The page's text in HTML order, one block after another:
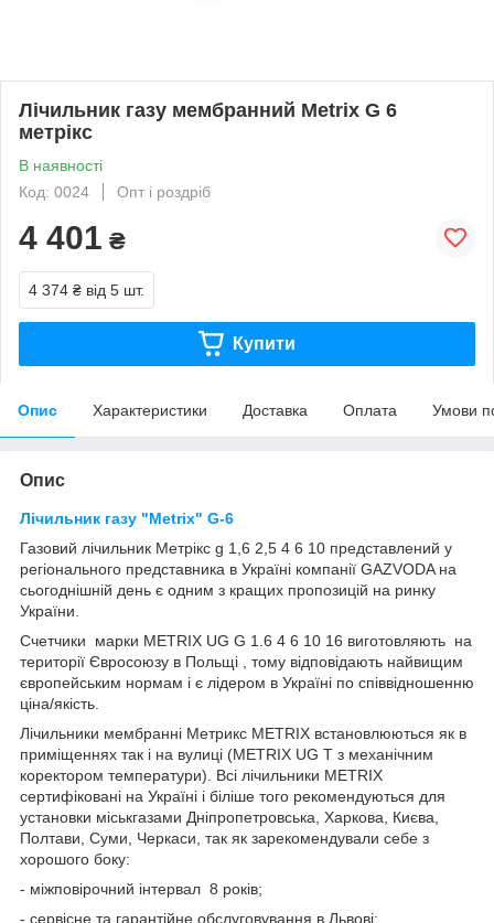
Лічильник газу мембранний Metrix G 6
метрікс
В наявності
Код: 0024
Опт і роздріб
4 401 ₴
4 374 ₴ від 5 шт.
Купити
Опис Характеристики Доставка Оплата Умови
Опис
Лічильник газу "Metrix" G-6
Газовий лічильник Метрікс g 1,6 2,5 4 6 10 представлений у
регіонального представника в Україні компанії GAZVODA на
сьогоднішній день є одним з кращих пропозицій на ринку
України.
Счетчики марки METRIX UG G 1.6 4 6 10 16 виготовляють на
території Євросоюзу в Польщі , тому відповідають найвищим
європейським нормам і є лідером в Україні по співвідношенню
ціна/якість.
Лічильники мембранні Метрикс METRIX встановлюються як в
приміщеннях так і на вулиці (METRIX UG T з механічним
коректором температури). Всі лічильники METRIX
сертифіковані на Україні і біліше того рекомендуються для
установки міськгазами Дніпропетровська, Харкова, Києва,
Полтави, Суми, Черкаси, так як зарекомендували себе з
хорошого боку:
- міжповірочний інтервал 8 років;
- сервісне та гарантійне обслуговування в Львові;